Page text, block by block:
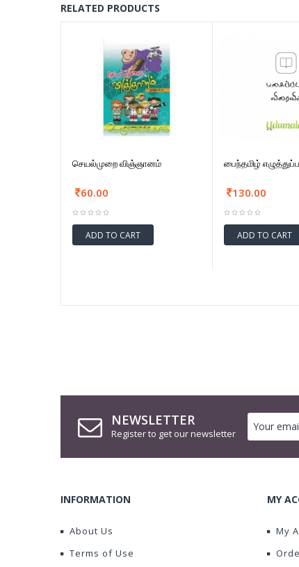
RELATED PRODUCTS
செயல்முறை விஞ்ஞானம்
60.00
ADD TO CART
பைந்தமிழ்
130.00
ADD TO CART
NEWSLETTER
Register to get our newsletter
INFORMATION
About Us
Terms of Use
MY
My